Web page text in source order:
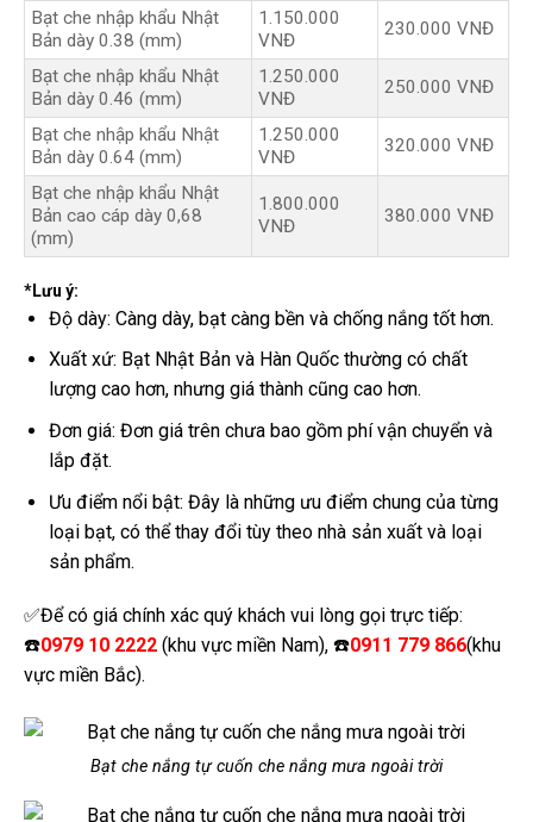
Bạt che nhập khẩu Nhật
Bản dày 0.38 (mm)
1.150.000
VNĐ
230.000 VNĐ
Bạt che nhập khẩu Nhật
Bản dày 0.46 (mm)
1.250.000
VNĐ
250.000 VNĐ
Bạt che nhập khẩu Nhật
Bản dày 0.64 (mm)
1.250.000
VNĐ
320.000 VNĐ
Bạt che nhập khẩu Nhật
Bản cao cáp dày 0,68
(mm)
1.800.000
VNĐ
380.000 VNĐ
*Lưu ý:
Độ dày: Càng dày, bạt càng bền và chống nắng tốt hơn.
Xuất xứ: Bạt Nhật Bản và Hàn Quốc thường có chất
lượng cao hơn, nhưng giá thành cũng cao hơn.
Đơn giá: Đơn giá trên chưa bao gồm phí vận chuyển và
lắp đặt.
Ưu điểm nổi bật: Đây là những ưu điểm chung của từng
loại bạt, có thể thay đổi tùy theo nhà sản xuất và loại
sản phẩm.
✅Để có giá chính xác quý khách vui lòng gọi trực tiếp:
☎️0979 10 2222 (khu vực miền Nam), ☎️0911 779 866(khu
vực miền Bắc).
Bạt che nắng tự cuốn che nắng mưa ngoài trời